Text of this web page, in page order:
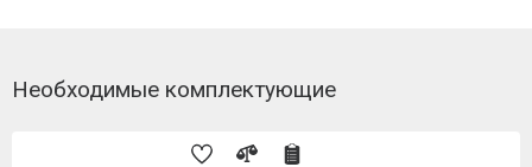
Необходимые комплектующие